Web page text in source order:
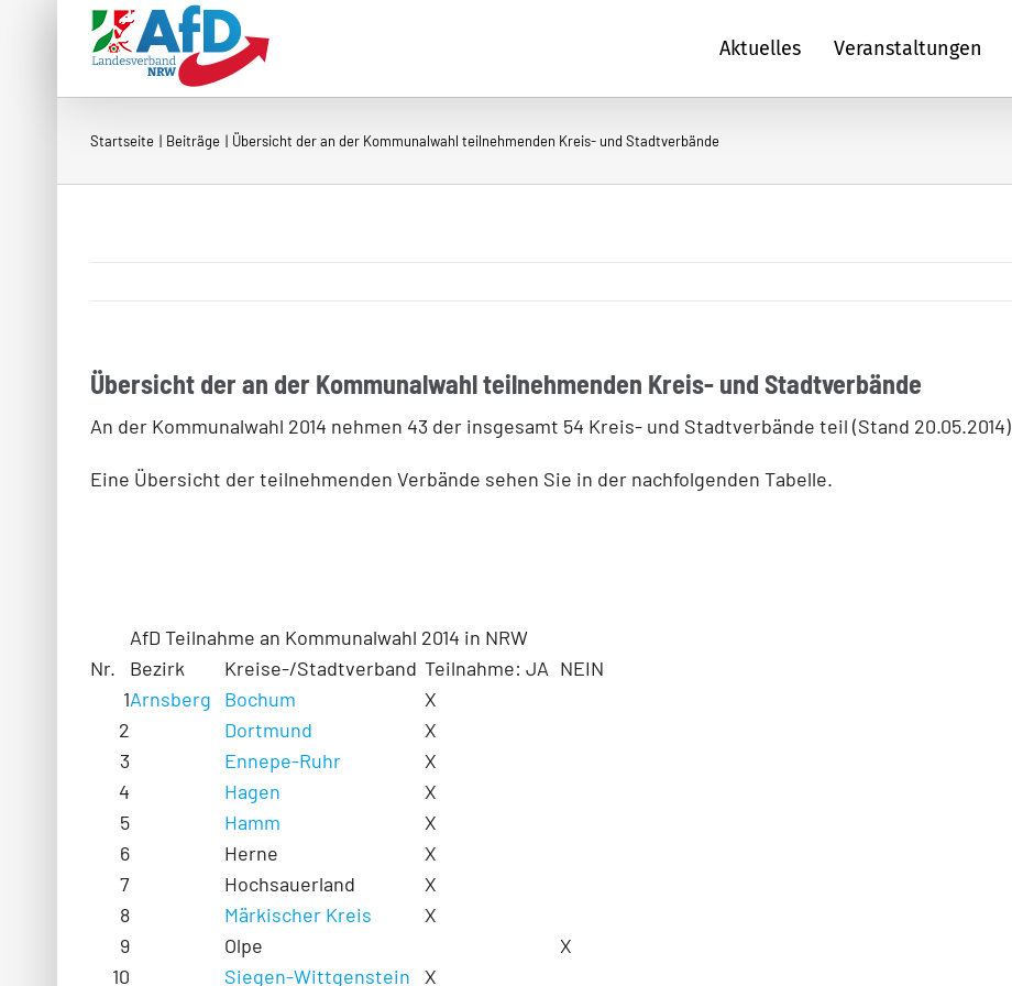
Aktuelles Veranstaltungen
Startseite Beiträge Übersicht der an der Kommunalwahl teilnehmenden Kreis- und Stadtverbände
Übersicht der an der Kommunalwahl teilnehmenden Kreis- und Stadtverbände
An der Kommunalwahl 2014 nehmen 43 der insgesamt 54 Kreis- und Stadtverbände teil (Stand 20.05.2014)
Eine Übersicht der teilnehmenden Verbände sehen Sie in der nachfolgenden Tabelle.
AfD Teilnahme an Kommunalwahl 2014 in NRW
Nr.
Bezirk Kreise-/Stadtverband Teilnahme: JA NEIN
1Arnsberg Bochum
X
2
Dortmund
X
3
Ennepe-Ruhr
X
4
Hagen
X
5
Hamm
X
6
Herne
X
7
Hochsauerland
X
8
Märkischer Kreis
X
9
Olpe
X
10
Siegen-Wittgenstein
X